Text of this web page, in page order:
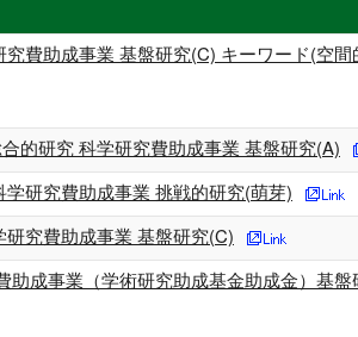
費助成事業 基盤研究(C) キーワード(空間
的研究 科学研究費助成事業 基盤研究(A)
研究費助成事業 挑戦的研究(萌芽)
究費助成事業 基盤研究(C)
成事業（学術研究助成基金助成金）基盤